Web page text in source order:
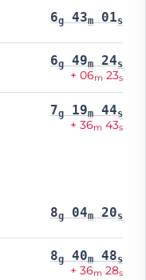
6g 43m 01s
6g 49m 24s
+ 06m 23s
7g 19m 44s
+ 36m 43s
8g 04m 20s
8g 40m 48s
+ 36m 28s